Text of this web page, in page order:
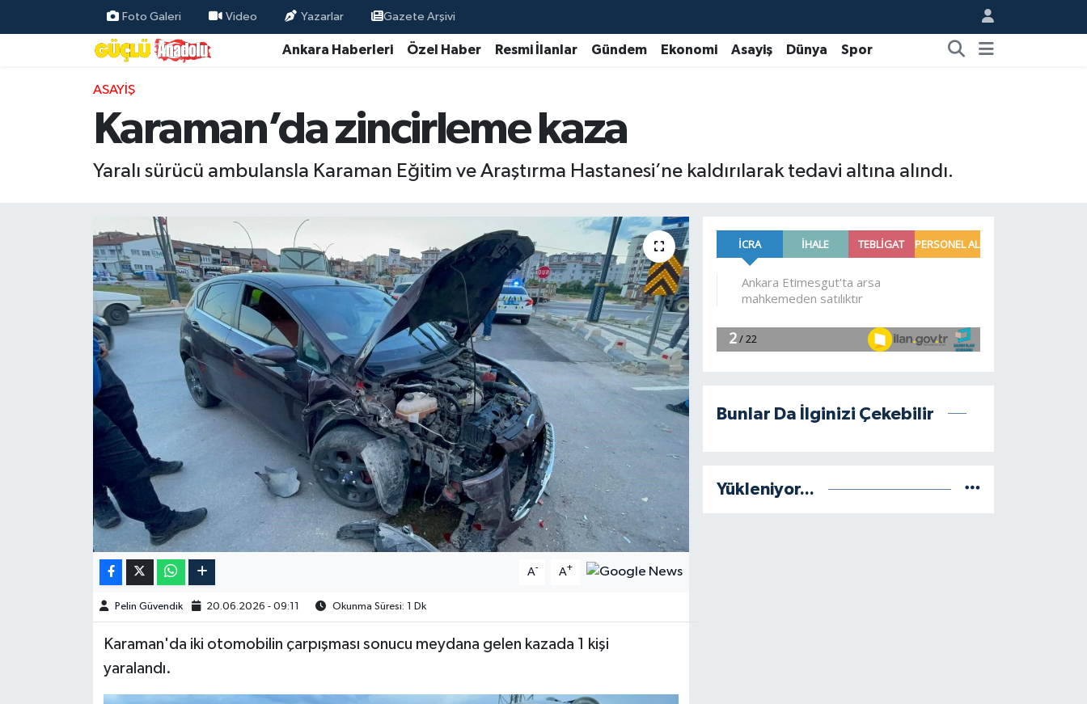
Foto Galeri Video Yazarlar Gazete Arşivi
Ankara Haberleri Özel Haber Resmi İlanlar Gündem Ekonomi Asayiş Dünya Spor
ASAYIŞ
Karaman’da zincirleme kaza
Yaralı sürücü ambulansla Karaman Eğitim ve Araştırma Hastanesi’ne kaldırılarak tedavi altına alındı.
A- A+
Pelin Güvendik 20.06.2026 - 09:11 Okunma Süresi: 1 Dk
Karaman'da iki otomobilin çarpışması sonucu meydana gelen kazada 1 kişi
yaralandı.
Bunlar Da İlginizi Çekebilir
Yükleniyor...
Özel Haber
Resmi İlanlar
Magazin
Burç Yorumları
Hava Durumu
Kim kimdir?
Kültür Sanat